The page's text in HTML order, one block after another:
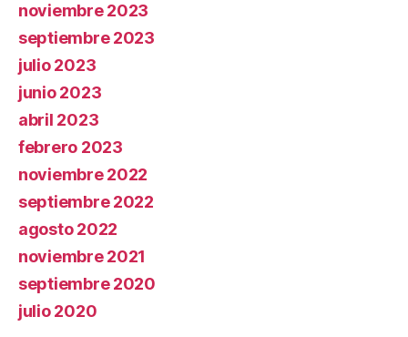
noviembre 2023
septiembre 2023
julio 2023
junio 2023
abril 2023
febrero 2023
noviembre 2022
septiembre 2022
agosto 2022
noviembre 2021
septiembre 2020
julio 2020